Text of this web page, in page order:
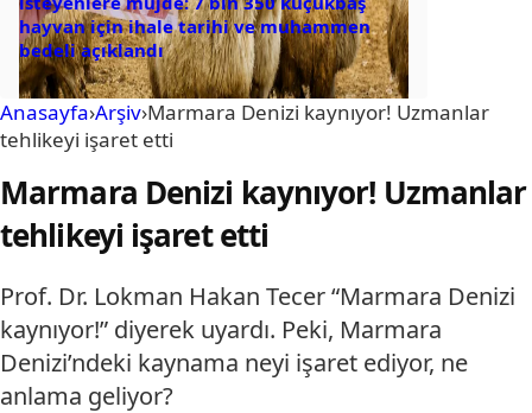
hayvan için ihale tarihi ve muhammen
bedeli açıklandı
Anasayfa›Arşiv›Marmara Denizi kaynıyor! Uzmanlar
tehlikeyi işaret etti
Marmara Denizi kaynıyor! Uzmanlar
tehlikeyi işaret etti
Prof. Dr. Lokman Hakan Tecer “Marmara Denizi
kaynıyor!” diyerek uyardı. Peki, Marmara
Denizi’ndeki kaynama neyi işaret ediyor, ne
anlama geliyor?